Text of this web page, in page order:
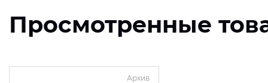
Просмотренные
Архив